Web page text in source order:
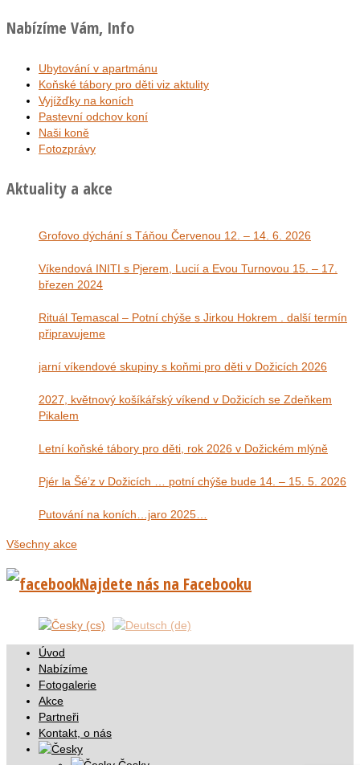
Nabízíme Vám, Info
Ubytování v apartmánu
Koňské tábory pro děti viz aktulity
Vyjížďky na koních
Pastevní odchov koní
Naši koně
Fotozprávy
Aktuality a akce
Grofovo dýchání s Táňou Červenou 12. – 14. 6. 2026
Víkendová INITI s Pjerem, Lucií a Evou Turnovou 15. – 17.
březen 2024
Rituál Temascal – Potní chýše s Jirkou Hokrem . další termín
připravujeme
jarní víkendové skupiny s koňmi pro děti v Dožicích 2026
2027, květnový košíkářský víkend v Dožicích se Zdeňkem
Pikalem
Letní koňské tábory pro děti, rok 2026 v Dožickém mlýně
Pjér la Šé’z v Dožicích … potní chýše bude 14. – 15. 5. 2026
Putování na koních…jaro 2025…
Všechny akce
Najdete nás na Facebooku
Úvod
Nabízíme
Fotogalerie
Akce
Partneři
Kontakt, o nás